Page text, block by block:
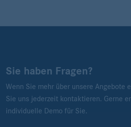
Sie haben Fragen?
Wenn Sie mehr über unsere Angebote
Sie uns jederzeit kontaktieren. Gerne
individuelle Demo für Sie.